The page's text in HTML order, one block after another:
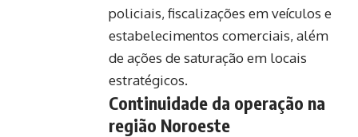
policiais, fiscalizações em veículos e
estabelecimentos comerciais, além
de ações de saturação em locais
estratégicos.
Continuidade da operação na
região Noroeste